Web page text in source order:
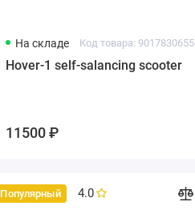
На складе Код товара: 9017830655
Hover-1 self-salancing scooter
11500 ₽
Популярный 4.0